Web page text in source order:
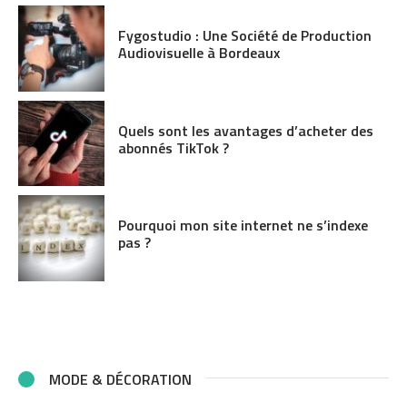
Fygostudio : Une Société de Production
Audiovisuelle à Bordeaux
Quels sont les avantages d’acheter des
abonnés TikTok ?
Pourquoi mon site internet ne s’indexe
pas ?
MODE & DÉCORATION